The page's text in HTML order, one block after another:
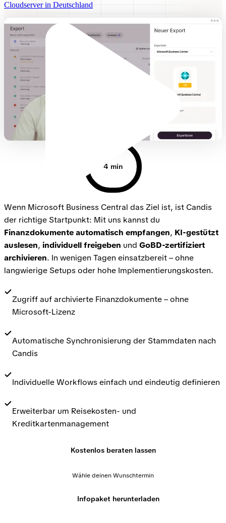
Cloudserver in Deutschland
4 min
Wenn Microsoft Business Central das Ziel ist, ist Candis
der richtige Startpunkt: Mit uns kannst du
Finanzdokumente automatisch empfangen KI-gestützt
auslesen individuell freigeben und GoBD-zertifiziert
archivieren . In wenigen Tagen einsatzbereit – ohne
langwierige Setups oder hohe Implementierungskosten.
Zugriff auf archivierte Finanzdokumente – ohne
Microsoft-Lizenz
Automatische Synchronisierung der Stammdaten nach
Candis
Individuelle Workflows einfach und eindeutig definieren
Erweiterbar um Reisekosten- und
Kreditkartenmanagement
Kostenlos beraten lassen
Wähle deinen Wunschtermin
Infopaket herunterladen